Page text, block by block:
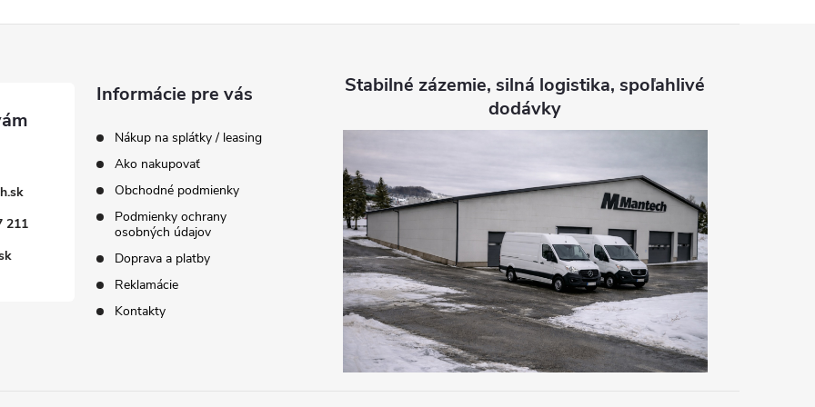
211
Informácie pre vás
Nákup na splátky / leasing
Ako nakupovať
Obchodné podmienky
Podmienky ochrany
osobných údajov
Doprava a platby
Reklamácie
Kontakty
Stabilné zázemie, silná logistika, spoľahlivé
dodávky